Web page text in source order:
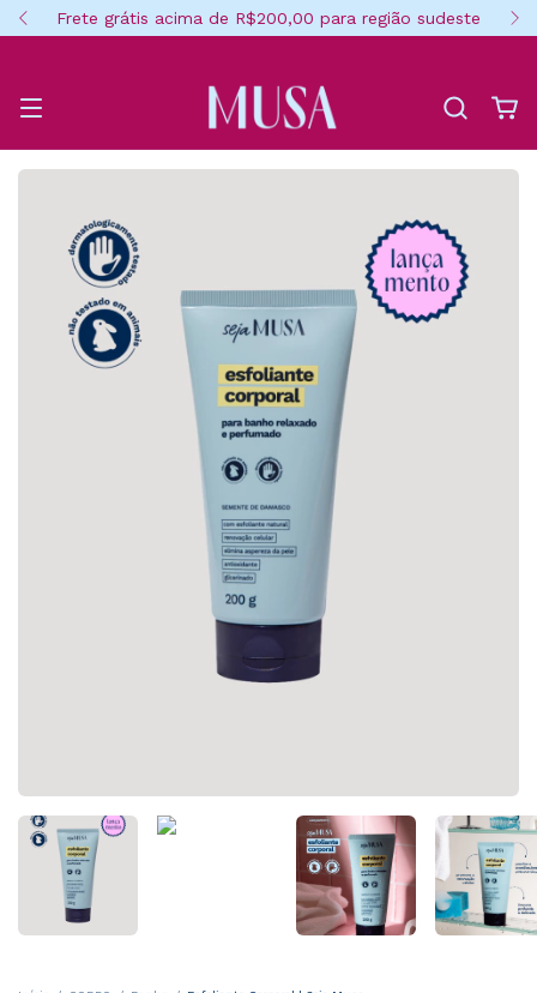
Frete grátis acima de R$200,00 para região sudeste